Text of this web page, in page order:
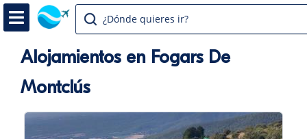
¿Dónde quieres ir?
Alojamientos en Fogars De
Montclús